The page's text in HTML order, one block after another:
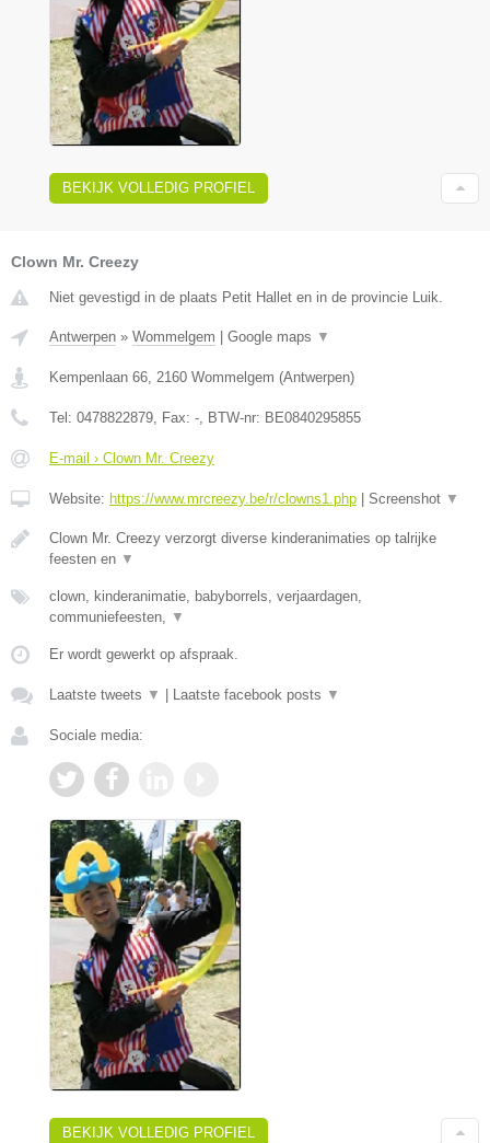
BEKIJK VOLLEDIG PROFIEL
Clown Mr. Creezy
Niet gevestigd in de plaats Petit Hallet en in de provincie Luik.
Antwerpen » Wommelgem Google maps ▼
Kempenlaan 66, 2160 Wommelgem (Antwerpen)
Tel: 0478822879, Fax: -, BTW-nr: BE0840295855
E-mail › Clown Mr. Creezy
Website: https://www.mrcreezy.be/r/clowns1.php Screenshot ▼
Clown Mr. Creezy verzorgt diverse kinderanimaties op talrijke
feesten en ▼
clown, kinderanimatie, babyborrels, verjaardagen,
communiefeesten, ▼
Er wordt gewerkt op afspraak.
Laatste tweets ▼ Laatste facebook posts ▼
Sociale media:
BEKIJK VOLLEDIG PROFIEL